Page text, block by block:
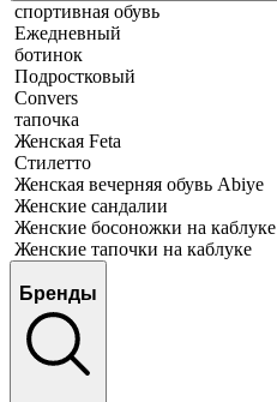
спортивная обувь
Ежедневный
ботинок
Подростковый
Convers
тапочка
Женская Feta
Стилетто
Женская вечерняя обувь Abiye
Женские сандалии
Женские босоножки на каблуке
Женские тапочки на каблуке
Бренды